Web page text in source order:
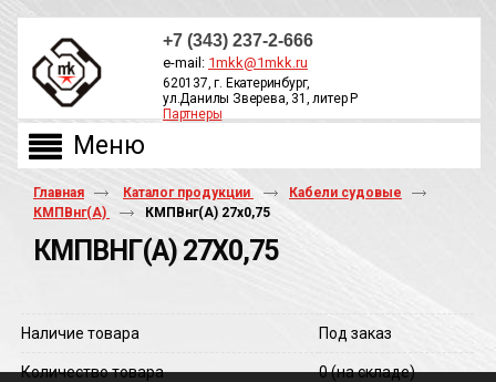
+7 (343) 237-2-666
e-mail: 1mkk@1mkk.ru
620137, г. Екатеринбург,
ул.Данилы Зверева, 31, литер Р
Партнеры
Главная Каталог продукции
Кабели судовые
КМПВнг(А)
КМПВнг(A) 27х0,75
КМПВНГ(A) 27Х0,75
Наличие товара Под заказ
Количество товара 0(на складе)